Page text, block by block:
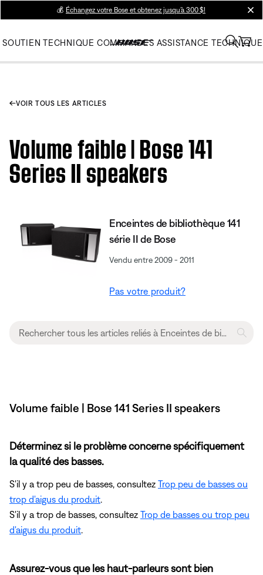
💰 Échangez votre Bose et obtenez jusqu’à 300 $!
SOUTIEN TECHNIQUE COMMANDES ASSISTANCE TECHNIQUE
VOIR TOUS LES ARTICLES
Volume faible | Bose 141
Series II speakers
Enceintes de bibliothèque 141
série II de Bose
Vendu entre 2009 - 2011
Pas votre produit?
Volume faible | Bose 141 Series II speakers
Déterminez si le problème concerne spécifiquement
la qualité des basses.
S'il y a trop peu de basses, consultez Trop peu de basses ou
trop d'aigus du produit
S'il y a trop de basses, consultez Trop de basses ou trop peu
d'aigus du produit
Assurez-vous que les haut-parleurs sont bien